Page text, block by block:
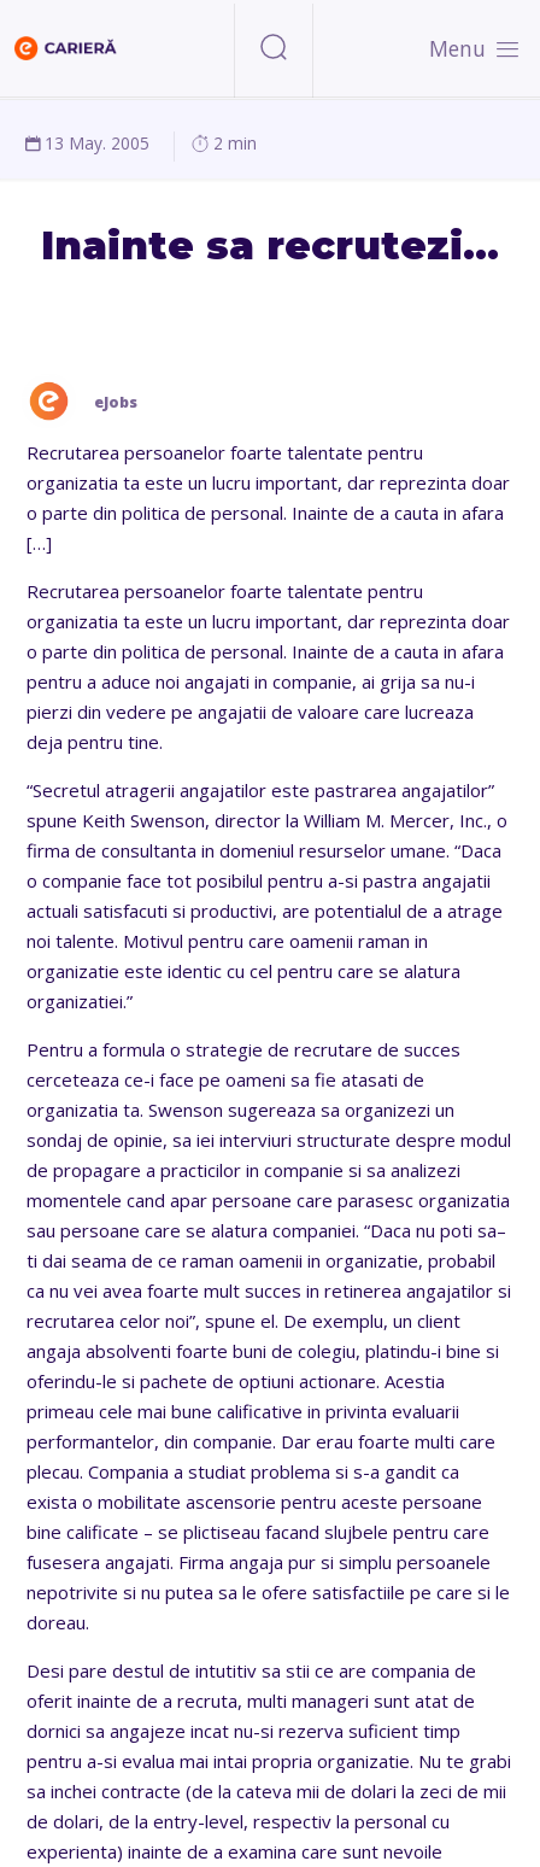
Menu
13 May. 2005 2 min
Inainte sa recrutezi…
eJobs
Recrutarea persoanelor foarte talentate pentru
organizatia ta este un lucru important, dar reprezinta doar
o parte din politica de personal. Inainte de a cauta in afara
[…]
Recrutarea persoanelor foarte talentate pentru
organizatia ta este un lucru important, dar reprezinta doar
o parte din politica de personal. Inainte de a cauta in afara
pentru a aduce noi angajati in companie, ai grija sa nu-i
pierzi din vedere pe angajatii de valoare care lucreaza
deja pentru tine.
“Secretul atragerii angajatilor este pastrarea angajatilor”
spune Keith Swenson, director la William M. Mercer, Inc., o
firma de consultanta in domeniul resurselor umane. “Daca
o companie face tot posibilul pentru a-si pastra angajatii
actuali satisfacuti si productivi, are potentialul de a atrage
noi talente. Motivul pentru care oamenii raman in
organizatie este identic cu cel pentru care se alatura
organizatiei.”
Pentru a formula o strategie de recrutare de succes
cerceteaza ce-i face pe oameni sa fie atasati de
organizatia ta. Swenson sugereaza sa organizezi un
sondaj de opinie, sa iei interviuri structurate despre modul
de propagare a practicilor in companie si sa analizezi
momentele cand apar persoane care parasesc organizatia
sau persoane care se alatura companiei. “Daca nu poti sa–
ti dai seama de ce raman oamenii in organizatie, probabil
ca nu vei avea foarte mult succes in retinerea angajatilor si
recrutarea celor noi”, spune el. De exemplu, un client
angaja absolventi foarte buni de colegiu, platindu-i bine si
oferindu-le si pachete de optiuni actionare. Acestia
primeau cele mai bune calificative in privinta evaluarii
performantelor, din companie. Dar erau foarte multi care
plecau. Compania a studiat problema si s-a gandit ca
exista o mobilitate ascensorie pentru aceste persoane
bine calificate – se plictiseau facand slujbele pentru care
fusesera angajati. Firma angaja pur si simplu persoanele
nepotrivite si nu putea sa le ofere satisfactiile pe care si le
doreau.
Desi pare destul de intutitiv sa stii ce are compania de
oferit inainte de a recruta, multi manageri sunt atat de
dornici sa angajeze incat nu-si rezerva suficient timp
pentru a-si evalua mai intai propria organizatie. Nu te grabi
sa inchei contracte (de la cateva mii de dolari la zeci de mii
de dolari, de la entry-level, respectiv la personal cu
experienta) inainte de a examina care sunt nevoile